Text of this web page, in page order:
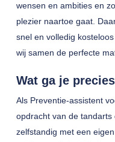
wensen en ambities en
plezier naartoe gaat.
snel en volledig
wij samen de perfecte
Wat ga je
Als Preventie-assistent
opdracht van de
zelfstandig met een